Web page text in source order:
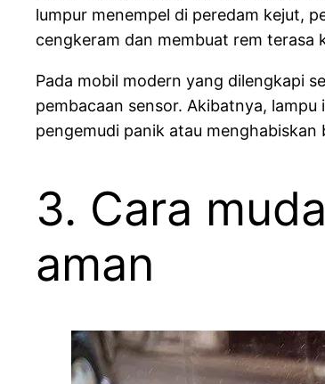
lumpur menempel di peredam kejut,
cengkeram dan membuat rem terasa
Pada mobil modern yang dilengkapi
pembacaan sensor. Akibatnya,
pengemudi panik atau
3. Cara
aman